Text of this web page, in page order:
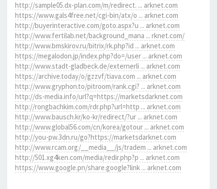
http://sample05.dx-plan.com/m/redirect. ... arknet.com
https://www.gals4free.net/cgi-bin/atx/o ... arknet.com
http://buyerinteractive.com/goto.aspx?u ... arknet.com
http://www.fertilab.net/background_mana ... rknet.com/
http://www.bmskirov.ru/bitrix/rk.php?id ... arknet.com
https://megalodon.jp/index.php?do=/user ... arknet.com
http://www.stadt-gladbeck.de/externerli ... arknet.com
https://archive.today/o/gzzvf/tiava.com ... arknet.com
http://www.gryphon.to/pitroom/rank.cgi? ... arknet.com
http://ds-media.info/url?q=https://marketsdarknet.com
http://rongbachkim.com/rdr.php?url=http ... arknet.com
http://www.bausch.kr/ko-kr/redirect/?ur ... arknet.com
http://www.global56.com/cn/korea/gotour ... arknet.com
http://you-pw.3dn.ru/go?https://marketsdarknet.com
http://www.rcam.org/__media__/js/tradem ... arknet.com
http://501.xg4ken.com/media/redir.php?p ... arknet.com
https://www.google.pn/share.google?link ... arknet.com